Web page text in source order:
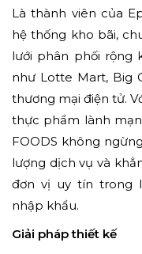
Là thành viên của
hệ thống kho bãi,
lưới phân phối rộng
như Lotte Mart, Big
thương mại điện tử.
thực phẩm lành
FOODS không
lượng dịch vụ và
đơn vị uy tín trong
nhập khẩu.
Giải pháp thiết kế